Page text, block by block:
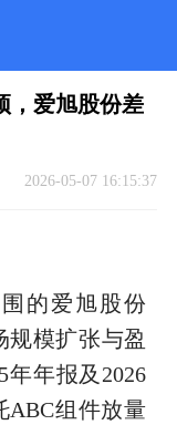
，爱旭股份差
2026-05-07 16:15:37
的爱旭股份
规模扩张与盈
年年报及2026
ABC组件放量